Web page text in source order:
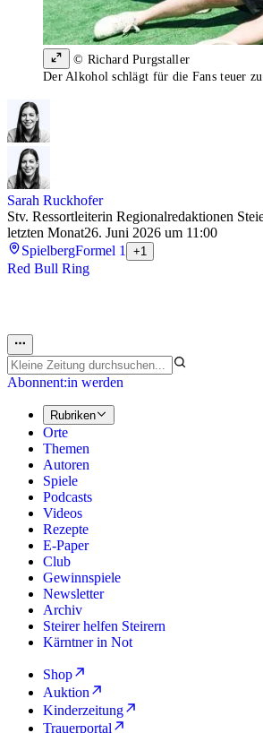
© Richard Purgstaller
Der Alkohol schlägt für die Fans teuer
Sarah Ruckhofer
Stv. Ressortleiterin Regionalredaktionen
letzten Monat26. Juni 2026 um 11:00
SpielbergFormel 1 +1
Red Bull Ring
Abonnent:in werden
Rubriken
Orte
Themen
Autoren
Spiele
Podcasts
Videos
Rezepte
E-Paper
Club
Gewinnspiele
Newsletter
Archiv
Steirer helfen Steirern
Kärntner in Not
Shop
Auktion
Kinderzeitung
Trauerportal